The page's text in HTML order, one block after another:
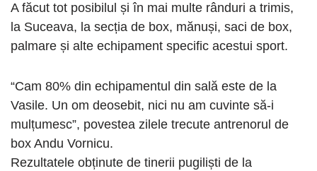
A făcut tot posibilul și în mai multe rânduri a trimis,
la Suceava, la secția de box, mănuși, saci de box,
palmare și alte echipament specific acestui sport.
“Cam 80% din echipamentul din sală este de la
Vasile. Un om deosebit, nici nu am cuvinte să-i
mulțumesc”, povestea zilele trecute antrenorul de
box Andu Vornicu.
Rezultatele obținute de tinerii pugiliști de la